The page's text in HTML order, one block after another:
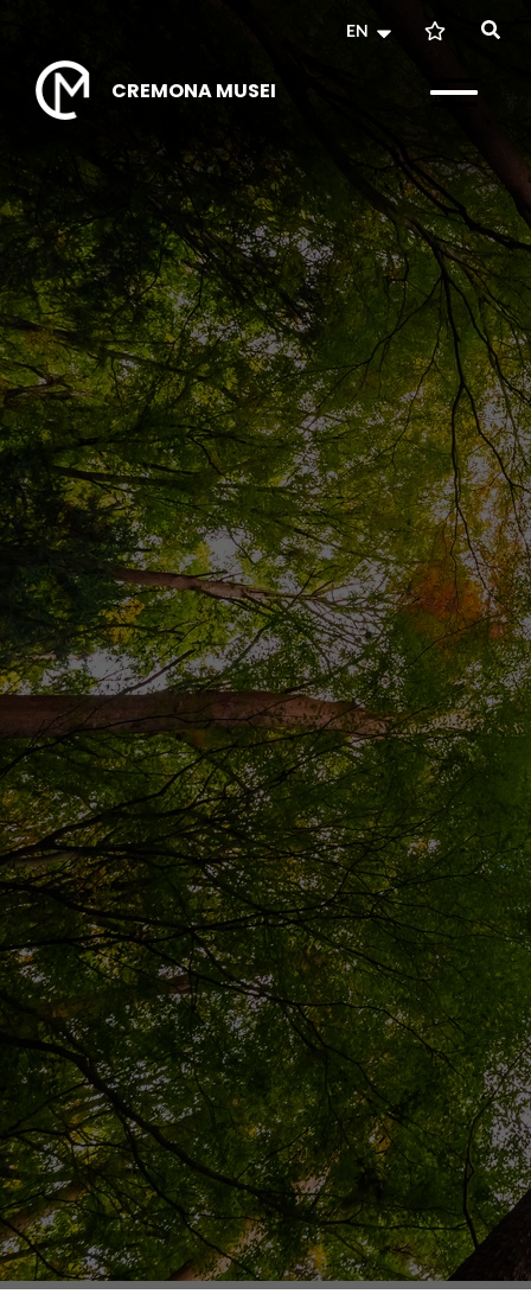
EN
CREMONA MUSEI